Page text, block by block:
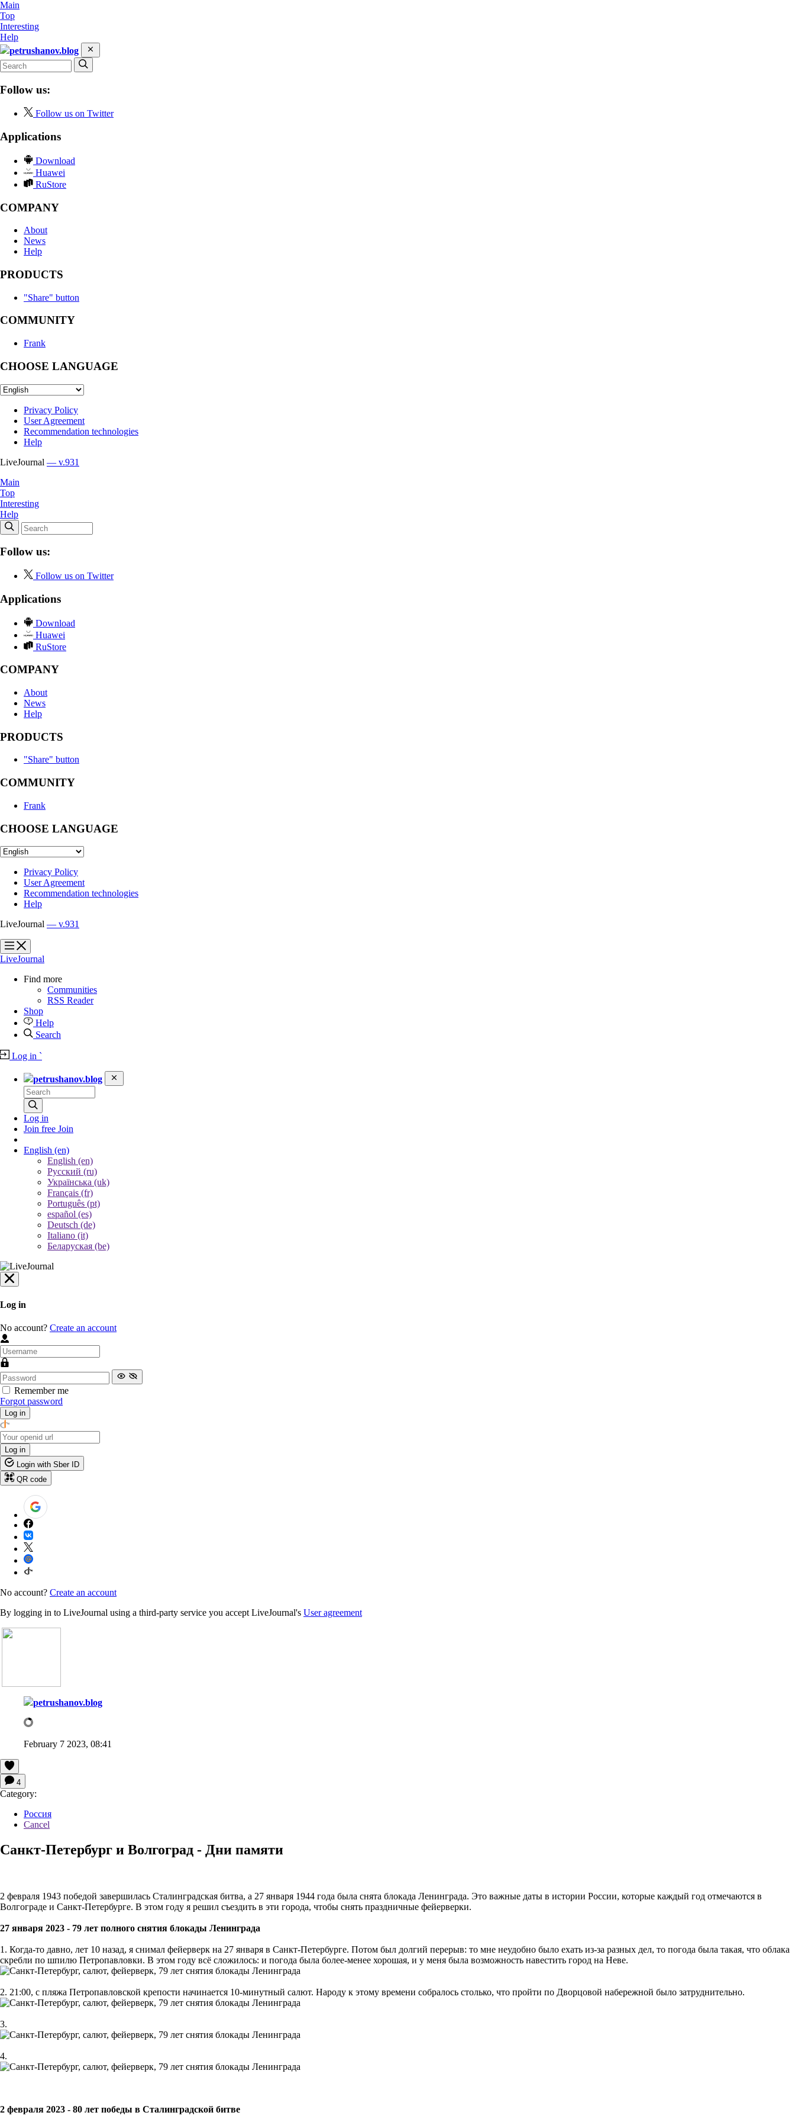
Main
Top
Interesting
Help
petrushanov.blog
Follow us:
Follow us on Twitter
Applications
Download
Huawei
RuStore
COMPANY
About
News
Help
PRODUCTS
"Share" button
COMMUNITY
Frank
CHOOSE LANGUAGE
Privacy Policy
User Agreement
Recommendation technologies
Help
LiveJournal — v.931
Main
Top
Interesting
Help
Follow us:
Follow us on Twitter
Applications
Download
Huawei
RuStore
COMPANY
About
News
Help
PRODUCTS
"Share" button
COMMUNITY
Frank
CHOOSE LANGUAGE
Privacy Policy
User Agreement
Recommendation technologies
Help
LiveJournal — v.931
?
?
LiveJournal
Find more
Communities
RSS Reader
Shop
Help
Search
Log in `
petrushanov.blog
Log in
Join free Join
English (en)
English (en)
Русский (ru)
Українська (uk)
Français (fr)
Português (pt)
español (es)
Deutsch (de)
Italiano (it)
Беларуская (be)
Log in
No account? Create an account
Remember me
Forgot password
Log in
Log in
Login with Sber ID
QR code
No account? Create an account
By logging in to LiveJournal using a third-party service you accept LiveJournal's User agreement
petrushanov.blog
February 7 2023, 08:41
4
Category:
Россия
Cancel
Санкт-Петербург и Волгоград - Дни памяти
2 февраля 1943 победой завершилась Сталинградская битва, а 27 января 1944 года была снята блокада Ленинграда. Это важные даты в истории России, которые каждый год отмечаются в
Волгограде и Санкт-Петербурге. В этом году я решил съездить в эти города, чтобы снять праздничные фейерверки.
27 января 2023 - 79 лет полного снятия блокады Ленинграда
1. Когда-то давно, лет 10 назад, я снимал фейерверк на 27 января в Санкт-Петербурге. Потом был долгий перерыв: то мне неудобно было ехать из-за разных дел, то погода была такая, что облака
скребли по шпилю Петропавловки. В этом году всё сложилось: и погода была более-менее хорошая, и у меня была возможность навестить город на Неве.
2. 21:00, с пляжа Петропавловской крепости начинается 10-минутный салют. Народу к этому времени собралось столько, что пройти по Дворцовой набережной было затруднительно.
3.
4.
2 февраля 2023 - 80 лет победы в Сталинградской битве